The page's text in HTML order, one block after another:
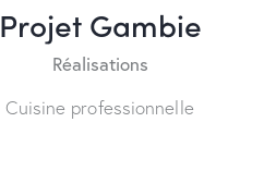
Projet Gambie
Réalisations
Cuisine professionnelle